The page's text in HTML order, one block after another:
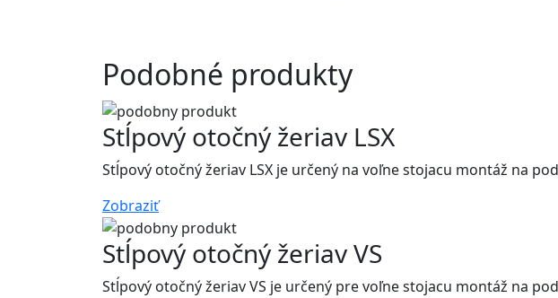
Podobné produkty
Stĺpový otočný žeriav LSX
Stĺpový otočný žeriav LSX je určený na voľne stojacu montáž na
Zobraziť
Stĺpový otočný žeriav VS
Stĺpový otočný žeriav VS je určený pre voľne stojacu montáž na